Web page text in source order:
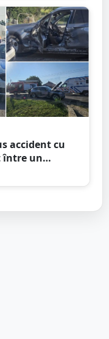
accident cu
între un